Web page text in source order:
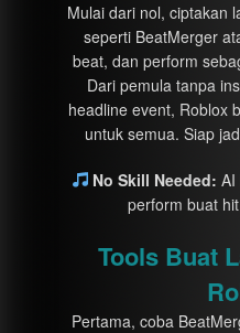
Mulai dari nol, ciptakan
seperti BeatMerger
beat, dan perform
Dari pemula tanpa
headline event, Roblox
untuk semua. Siap
No Skill Needed: AI
perform buat
Tools Buat
Pertama, coba